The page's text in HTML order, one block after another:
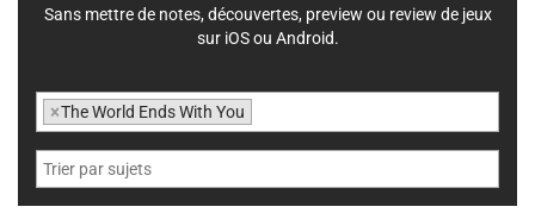
Sans mettre de notes, découvertes, preview ou review de jeux
sur iOS ou Android.
×The World Ends With You